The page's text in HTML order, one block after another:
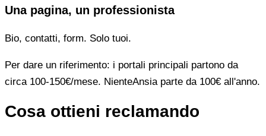
Una pagina, un professionista
Bio, contatti, form. Solo tuoi.
Per dare un riferimento: i portali principali partono da
circa 100-150€/mese. NienteAnsia parte da 100€ all'anno.
Cosa ottieni reclamando